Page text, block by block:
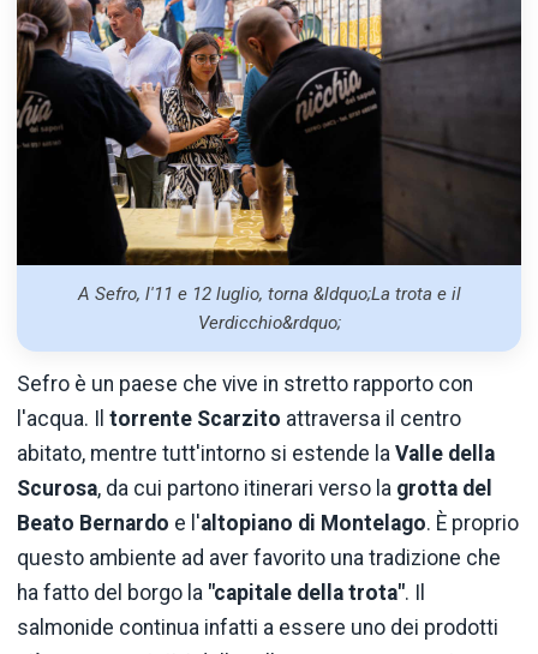
A Sefro, l'11 e 12 luglio, torna &ldquo;La trota e il
Verdicchio&rdquo;
Sefro è un paese che vive in stretto rapporto con
l'acqua. Il torrente Scarzito attraversa il centro
abitato, mentre tutt'intorno si estende la Valle della
Scurosa, da cui partono itinerari verso la grotta del
Beato Bernardo e l'altopiano di Montelago. È proprio
questo ambiente ad aver favorito una tradizione che
ha fatto del borgo la "capitale della trota". Il
salmonide continua infatti a essere uno dei prodotti